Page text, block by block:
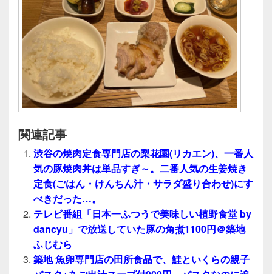
関連記事
渋谷の焼肉定食専門店の梨花園(リカエン)、一番人
気の豚焼肉丼は単品すぎ～。二番人気の生姜焼き
定食(ごはん・けんちん汁・サラダ盛り合わせ)にす
べきだった…。
テレビ番組「日本一ふつうで美味しい植野食堂 by
dancyu」で放送していた豚の角煮1100円＠築地
ふじむら
築地 魚卵専門店の田所食品で、鮭といくらの親子